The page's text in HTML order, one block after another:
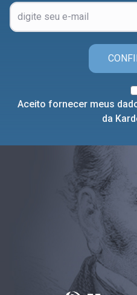
Aceito fornecer meus
da